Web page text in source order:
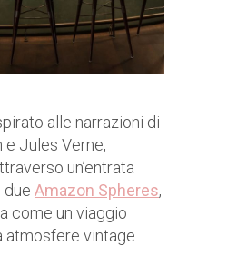
alle narrazioni di
e Jules Verne,
un’entrata
due Amazon Spheres,
come un viaggio
vintage.